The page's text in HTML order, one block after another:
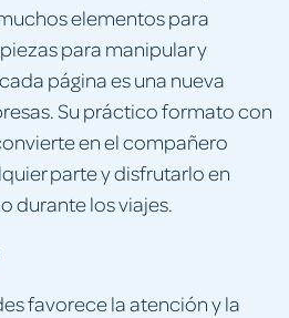
elementos para
para manipular y
página es una nueva
Su práctico formato con
en el compañero
parte y disfrutarlo en
durante los viajes.
favorece la atención y la